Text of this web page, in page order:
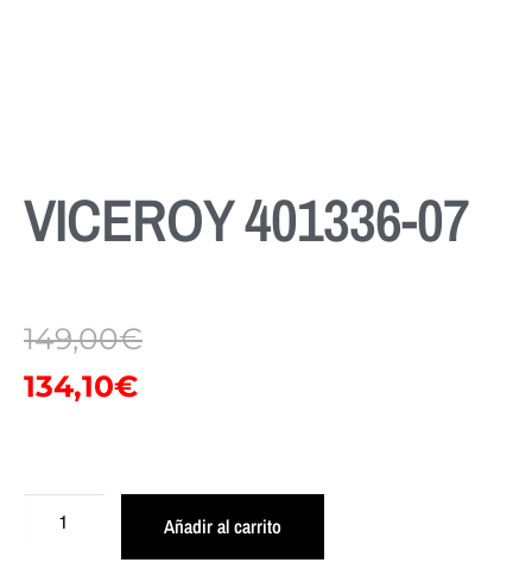
VICEROY 401336-07
149,00€
134,10€
Añadir al carrito